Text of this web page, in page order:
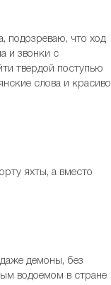
подозреваю, что ход
и звонки с
твердой поступью
слова и красиво
яхты, а вместо
демоны, без
водоемом в стране